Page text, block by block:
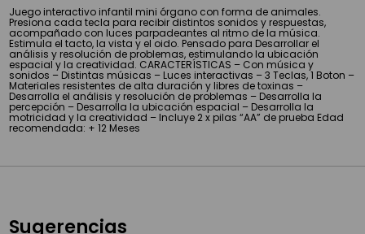
Juego interactivo infantil mini órgano con forma de animales.
Presiona cada tecla para recibir distintos sonidos y respuestas,
acompañado con luces parpadeantes al ritmo de la música.
Estimula el tacto, la vista y el oido. Pensado para Desarrollar el
análisis y resolución de problemas, estimulando la ubicación
espacial y la creatividad. CARACTERÍSTICAS – Con música y
sonidos – Distintas músicas – Luces interactivas – 3 Teclas, 1 Boton –
Materiales resistentes de alta duración y libres de toxinas –
Desarrolla el análisis y resolución de problemas – Desarrolla la
percepción – Desarrolla la ubicación espacial – Desarrolla la
motricidad y la creatividad – Incluye 2 x pilas “AA” de prueba Edad
recomendada: + 12 Meses
Sugerencias